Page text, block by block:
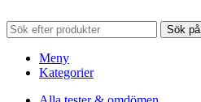
Sök på
Meny
Kategorier